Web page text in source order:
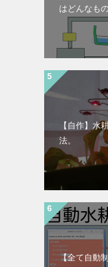
はどんなも
【自作】水
法。
【全て自動